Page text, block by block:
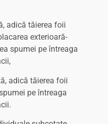
adică tăierea foii
exterioară-
spumei pe întreaga
adică tăierea foii
pe întreaga